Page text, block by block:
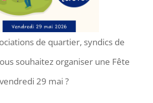
de quartier, syndics de
souhaitez organiser une Fête
29 mai ?